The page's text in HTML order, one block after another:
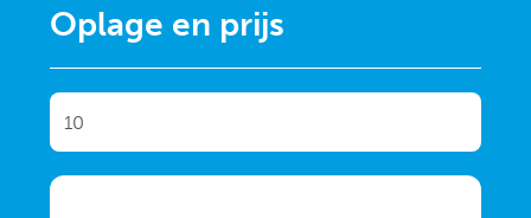
Oplage en prijs